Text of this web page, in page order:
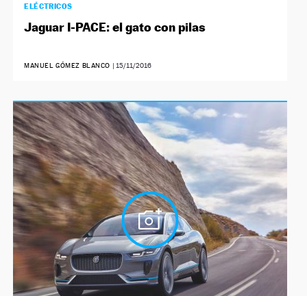
ELÉCTRICOS
Jaguar I-PACE: el gato con pilas
MANUEL GÓMEZ BLANCO | 15/11/2016